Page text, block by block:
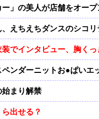
ー」の美人が店舗をオー
、えちえちダンスのシコ
でインタビュー、胸くっ
ンダーニットお●ぱいエ
始まり解禁
出せる？